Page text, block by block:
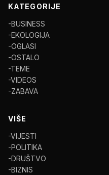
KATEGORIJE
-BUSINESS
-EKOLOGIJA
-OGLASI
-OSTALO
-TEME
-VIDEOS
-ZABAVA
VIŠE
-VIJESTI
-POLITIKA
-DRUŠTVO
-BIZNIS